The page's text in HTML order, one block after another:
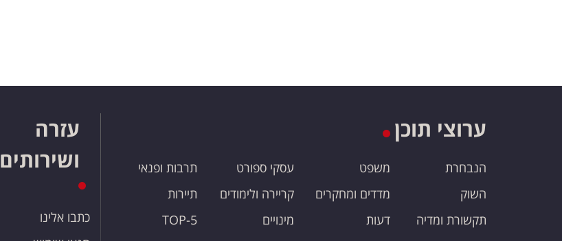
ערוצי תוכן
הנבחרת
השוק
תקשורת ומדיה
משפט
מדדים ומחקרים
דעות
עסקי ספורט
קריירה ולימודים
מינויים
תרבות ופנאי
תיירות
TOP-5
עזרה
ושירותים
כתבו אלינו